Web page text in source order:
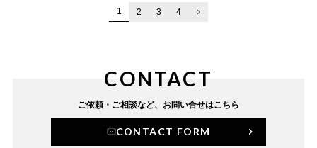
1 2 3 4
CONTACT
ご依頼・ご相談など、 お問い合せはこちら
CONTACT FORM